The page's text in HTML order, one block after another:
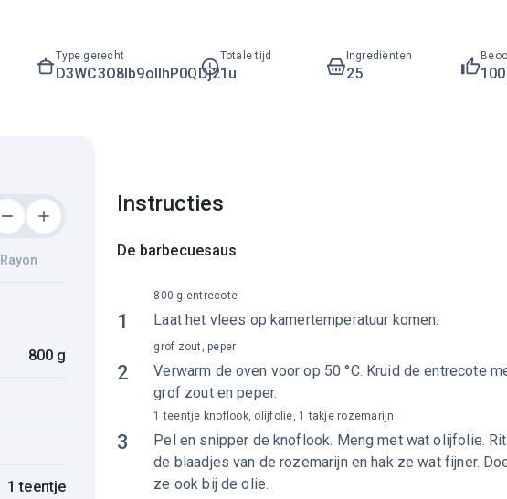
Type gerecht
D3WC3O8lb9ollhP0QDj2
Totale tijd
1u
Ingrediënten
25
Rayon
800 g
1 teentje
Instructies
De barbecuesaus
1 Laat het vlees op kamertemperatuur komen.
800 g entrecote
2
Verwarm de oven voor op 50 °C. Kruid de entrecote
grof zout en peper.
grof zout, peper
3
Pel en snipper de knoflook. Meng met wat olijfolie.
de blaadjes van de rozemarijn en hak ze wat fijner.
ze ook bij de olie.
1 teentje knoflook, olijfolie, 1 takje rozemarijn